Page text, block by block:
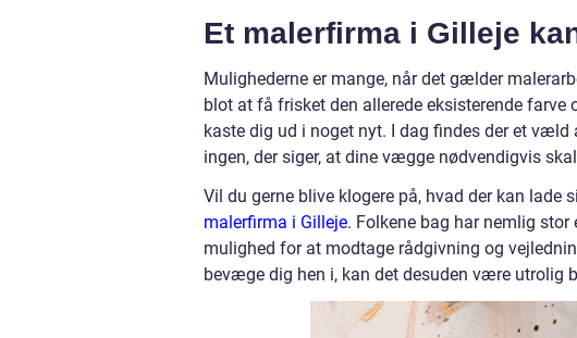
Et malerfirma i Gilleje
Mulighederne er mange, når det gælder
blot at få frisket den allerede eksisterende
kaste dig ud i noget nyt. I dag findes der et
ingen, der siger, at dine vægge nødvendigvis
Vil du gerne blive klogere på, hvad der kan
malerfirma i Gilleje. Folkene bag har nemlig
mulighed for at modtage rådgivning og
bevæge dig hen i, kan det desuden være utrolig